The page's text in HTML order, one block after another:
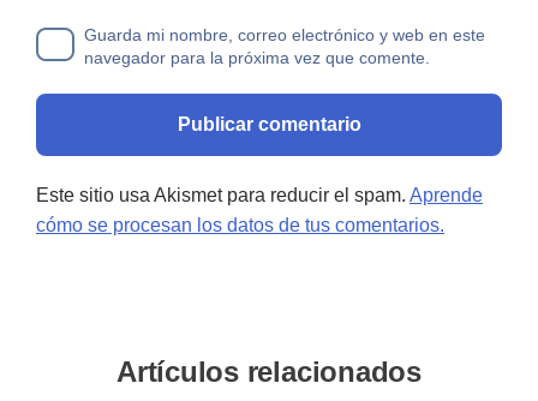
Guarda mi nombre, correo electrónico y web en este
navegador para la próxima vez que comente.
Este sitio usa Akismet para reducir el spam. Aprende
cómo se procesan los datos de tus comentarios.
Artículos relacionados